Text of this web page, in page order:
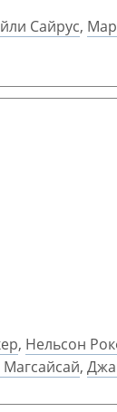
Сайрус,
, Нельсон
,